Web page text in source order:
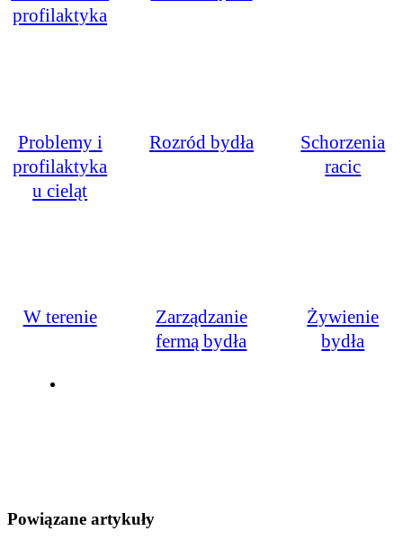
profilaktyka
Problemy i
profilaktyka
u cieląt
Rozród bydła
Schorzenia
racic
W terenie
Zarządzanie
fermą bydła
Żywienie
bydła
Powiązane artykuły